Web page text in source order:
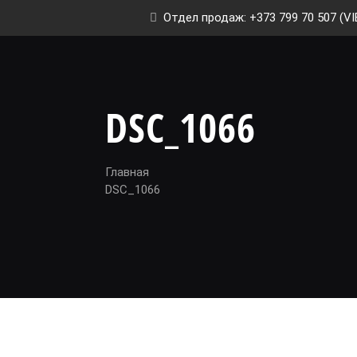
Отдел продаж: +373 799 70 507
DSC_1066
Главная
DSC_1066